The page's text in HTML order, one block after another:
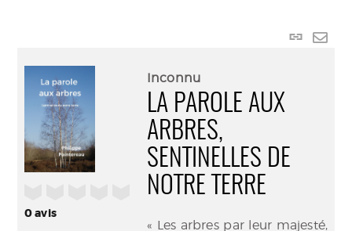
Lien
0avis
Inconnu
LA PAROLE AUX
ARBRES,
SENTINELLES DE
NOTRE TERRE
« Les arbres par leur majesté,